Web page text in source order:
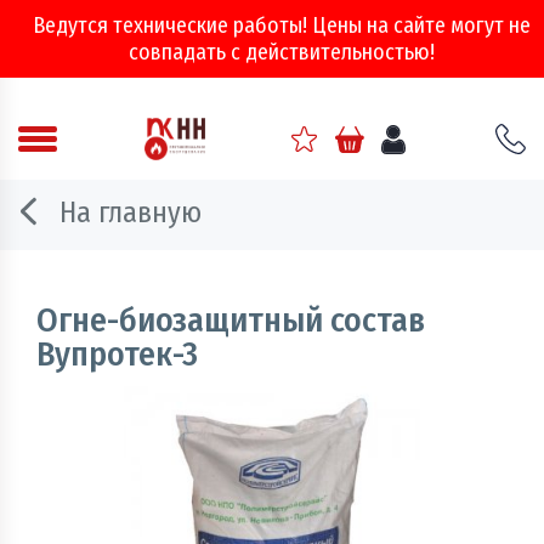
Ведутся технические работы! Цены на сайте могут не
совпадать с действительностью!
Аварийно - спасательное оборудование
Двери, ворота и люки противопожарные
Информационно-справочная литература
Обеспечение эвакуации, знаки безопасности
Огнебиозащитные составы
Огнетушители
На главную
Огне-биозащитный состав
Вупротек-3